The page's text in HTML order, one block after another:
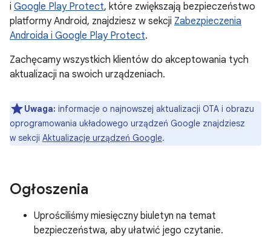
i Google Play Protect, które zwiększają bezpieczeństwo
platformy Android, znajdziesz w sekcji Zabezpieczenia
Androida i Google Play Protect.
Zachęcamy wszystkich klientów do akceptowania tych
aktualizacji na swoich urządzeniach.
Uwaga: informacje o najnowszej aktualizacji OTA i obrazu
oprogramowania układowego urządzeń Google znajdziesz
w sekcji Aktualizacje urządzeń Google.
Ogłoszenia
Uprościliśmy miesięczny biuletyn na temat
bezpieczeństwa, aby ułatwić jego czytanie.